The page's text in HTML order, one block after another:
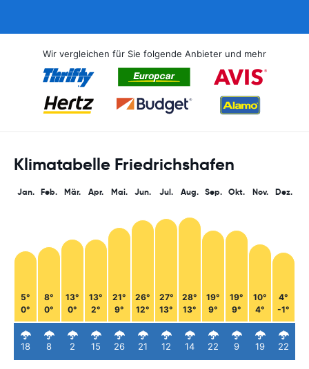
Wir vergleichen für Sie folgende Anbieter und mehr
Klimatabelle Friedrichshafen
Jan.
5°
0°
18
Feb.
8°
0°
8
Mär.
13°
0°
2
Apr.
13°
2°
15
Mai.
21°
9°
26
Jun.
26°
12°
21
Jul.
27°
13°
12
Aug.
28°
13°
14
Sep.
19°
9°
22
Okt.
19°
9°
9
Nov.
10°
4°
19
Dez.
4°
-1°
22